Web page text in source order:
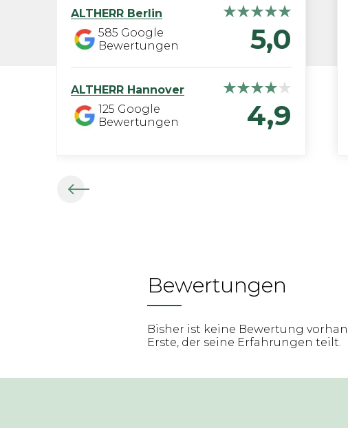
ALTHERR Berlin
585 Google
Bewertungen
5,0
ALTHERR Hannover
125 Google
Bewertungen
4,9
Bewertungen
Bisher ist keine Bewertung
Erste, der seine Erfahrungen teilt.